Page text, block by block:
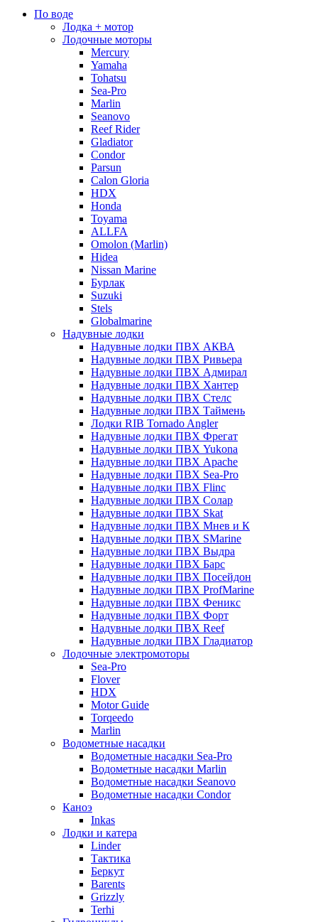
По воде
Лодка + мотор
Лодочные моторы
Mercury
Yamaha
Tohatsu
Sea-Pro
Marlin
Seanovo
Reef Rider
Gladiator
Condor
Parsun
Calon Gloria
HDX
Honda
Toyama
ALLFA
Omolon (Marlin)
Hidea
Nissan Marine
Бурлак
Suzuki
Stels
Globalmarine
Надувные лодки
Надувные лодки ПВХ АКВА
Надувные лодки ПВХ Ривьера
Надувные лодки ПВХ Адмирал
Надувные лодки ПВХ Хантер
Надувные лодки ПВХ Стелс
Надувные лодки ПВХ Таймень
Лодки RIB Tornado Angler
Надувные лодки ПВХ Фрегат
Надувные лодки ПВХ Yukona
Надувные лодки ПВХ Apache
Надувные лодки ПВХ Sea-Pro
Надувные лодки ПВХ Flinc
Надувные лодки ПВХ Солар
Надувные лодки ПВХ Skat
Надувные лодки ПВХ Мнев и К
Надувные лодки ПВХ SMarine
Надувные лодки ПВХ Выдра
Надувные лодки ПВХ Барс
Надувные лодки ПВХ Посейдон
Надувные лодки ПВХ ProfMarine
Надувные лодки ПВХ Феникс
Надувные лодки ПВХ Форт
Надувные лодки ПВХ Reef
Надувные лодки ПВХ Гладиатор
Лодочные электромоторы
Sea-Pro
Flover
HDX
Motor Guide
Torqeedo
Marlin
Водометные насадки
Водометные насадки Sea-Pro
Водометные насадки Marlin
Водометные насадки Seanovo
Водометные насадки Condor
Каноэ
Inkas
Лодки и катера
Linder
Тактика
Беркут
Barents
Grizzly
Terhi